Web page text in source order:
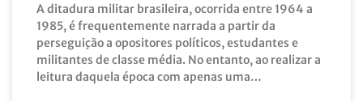
A ditadura militar brasileira, ocorrida entre 1964 a
1985, é frequentemente narrada a partir da
perseguição a opositores políticos, estudantes e
militantes de classe média. No entanto, ao realizar a
leitura daquela época com apenas uma…